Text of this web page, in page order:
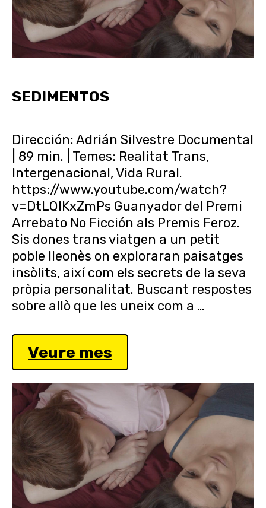
SEDIMENTOS
Dirección: Adrián Silvestre Documental
| 89 min. | Temes: Realitat Trans,
Intergenacional, Vida Rural.
https://www.youtube.com/watch?
v=DtLQlKxZmPs Guanyador del Premi
Arrebato No Ficción als Premis Feroz.
Sis dones trans viatgen a un petit
poble lleonès on exploraran paisatges
insòlits, així com els secrets de la seva
pròpia personalitat. Buscant respostes
sobre allò que les uneix com a …
Veure mes
E
M
E
N
T